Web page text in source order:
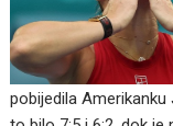
pobijedila